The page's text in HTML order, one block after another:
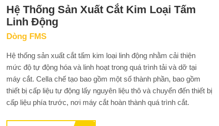
Hệ Thống Sản Xuất Cắt Kim Loại Tấm
Linh Động
Dòng FMS
Hệ thống sản xuất cắt tấm kim loại linh động nhằm cải thiện
mức độ tự động hóa và linh hoạt trong quá trình tải và dỡ tại
máy cắt. Cella chế tạo bao gồm một số thành phần, bao gồm
thiết bị cấp liệu tự động lấy nguyên liệu thô và chuyển đến thiết bị
cấp liệu phía trước, nơi máy cắt hoàn thành quá trình cắt.